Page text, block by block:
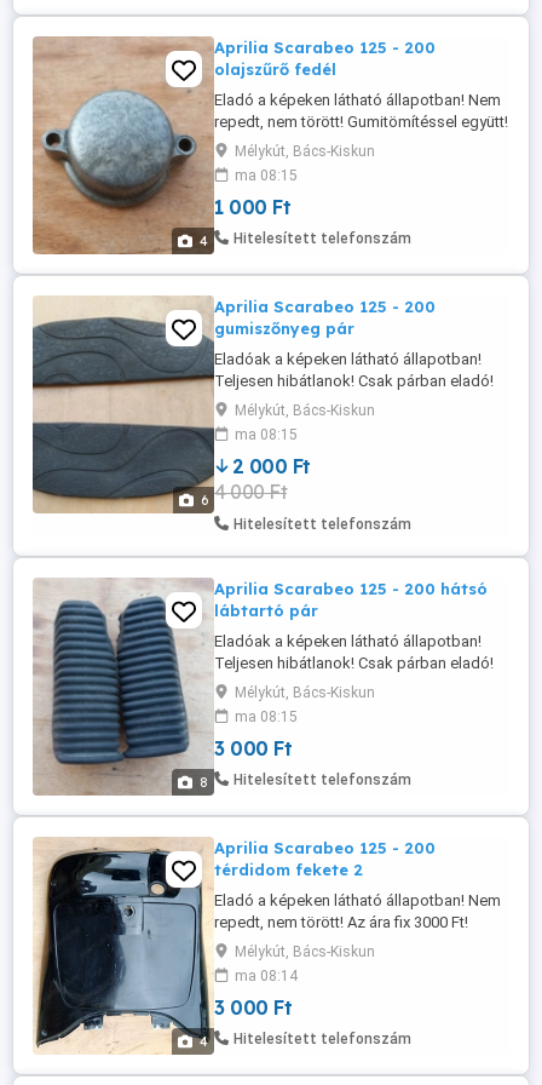
4
Aprilia Scarabeo 125 - 200
olajszűrő fedél
Eladó a képeken látható állapotban! Nem
repedt, nem törött! Gumitömítéssel együtt!
Rotax blokkhoz! Az ára fix 1000 Ft!
Postázás megoldható akár utánvétellel is!
A postaköltség a vevőt terheli! Postai
díjak: Utánvétellel házhoz - 3020 Ft
Utánvétellel postán maradóként - 2760 Ft
Mélykút, Bács-Kiskun
ma 08:15
1 000 Ft
Hitelesített telefonszám
6
Aprilia Scarabeo 125 - 200
gumiszőnyeg pár
Eladóak a képeken látható állapotban!
Teljesen hibátlanok! Csak párban eladó!
Az ára fix 2000 Ft pár! Postázás
megoldható akár utánvétellel is! A
postaköltség a vevőt terheli! Postai díjak:
Utánvétellel házhoz - 3020 Ft Utánvétellel
postán maradóként - 2760 Ft Utánvétellel
MPL csomagautomatába - 1985 ...
Mélykút, Bács-Kiskun
ma 08:15
2 000 Ft
4 000 Ft
Hitelesített telefonszám
8
Aprilia Scarabeo 125 - 200 hátsó
lábtartó pár
Eladóak a képeken látható állapotban!
Teljesen hibátlanok! Csak párban eladó!
Az ára fix 3000 Ft pár! Postázás
megoldható akár utánvétellel is! A
postaköltség a vevőt terheli! Postai díjak:
Utánvétellel házhoz - 3020 Ft Utánvétellel
postán maradóként - 2760 Ft Utánvétellel
Mélykút, Bács-Kiskun
ma 08:15
3 000 Ft
Hitelesített telefonszám
4
Aprilia Scarabeo 125 - 200
térdidom fekete 2
Eladó a képeken látható állapotban! Nem
repedt, nem törött! Az ára fix 3000 Ft!
Postázás megoldható akár utánvétellel is!
A postaköltség a vevőt terheli! Postai
díjak: Utánvétellel házhoz - 3300 Ft
Utánvétellel postán maradóként - 3075 Ft
Előre utalással házhoz - 2750 Ft Előre
Mélykút, Bács-Kiskun
ma 08:14
3 000 Ft
Hitelesített telefonszám